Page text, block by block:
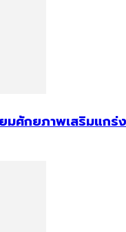
ศักยภาพเสริมแกร่